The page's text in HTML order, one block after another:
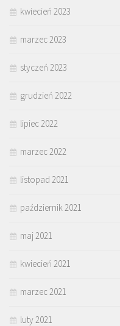
kwiecień 2023
marzec 2023
styczeń 2023
grudzień 2022
lipiec 2022
marzec 2022
listopad 2021
październik 2021
maj 2021
kwiecień 2021
marzec 2021
luty 2021